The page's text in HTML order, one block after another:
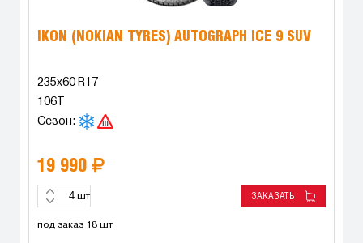
IKON (NOKIAN TYRES) AUTOGRAPH ICE 9 SUV
235x60 R17
106T
Сезон:
19 990
шт ЗАКАЗАТЬ
под заказ 18 шт